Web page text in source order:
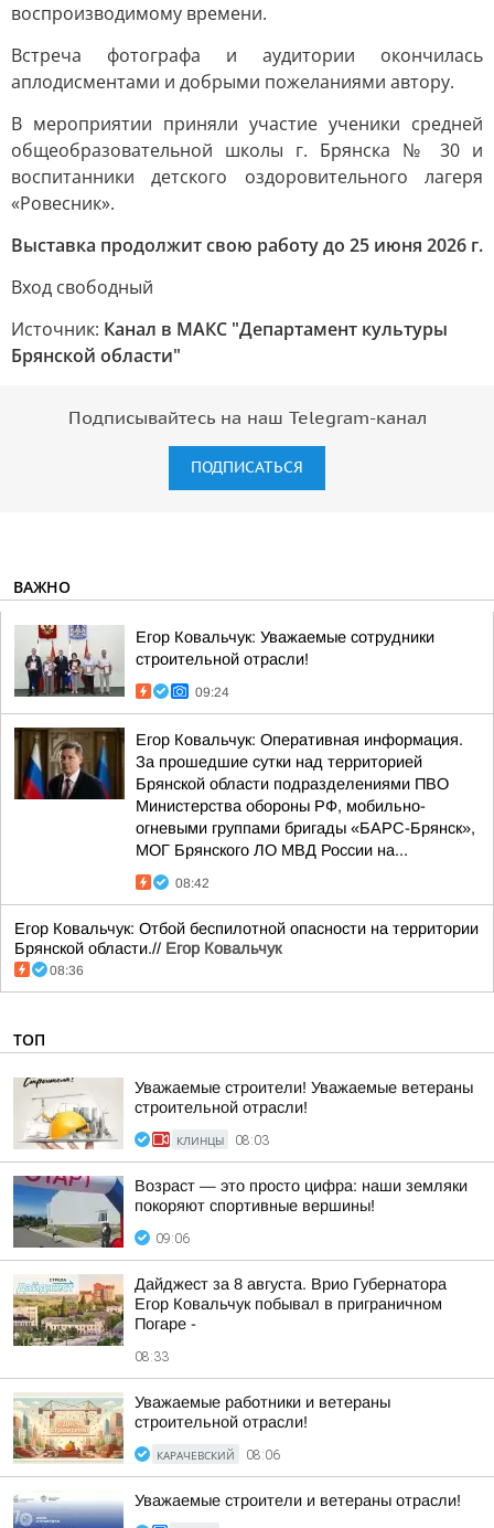
воспроизводимому времени.
Встреча фотографа и аудитории окончилась
аплодисментами и добрыми пожеланиями автору.
В мероприятии приняли участие ученики средней
общеобразовательной школы г. Брянска № 30 и
воспитанники детского оздоровительного лагеря
«Ровесник».
Выставка продолжит свою работу до 25 июня 2026 г.
Вход свободный
Источник: Канал в МАКС "Департамент культуры
Брянской области"
Подписывайтесь на наш Telegram-канал
ПОДПИСАТЬСЯ
ВАЖНО
Егор Ковальчук: Уважаемые сотрудники
строительной отрасли!
09:24
Егор Ковальчук: Оперативная информация.
За прошедшие сутки над территорией
Брянской области подразделениями ПВО
Министерства обороны РФ, мобильно-
огневыми группами бригады «БАРС-Брянск»,
МОГ Брянского ЛО МВД России на...
08:42
Егор Ковальчук: Отбой беспилотной опасности на территории
Брянской области.// Егор Ковальчук
08:36
ТОП
Уважаемые строители! Уважаемые ветераны
строительной отрасли!
КЛИНЦЫ 08:03
Возраст — это просто цифра: наши земляки
покоряют спортивные вершины!
09:06
Дайджест за 8 августа. Врио Губернатора
Егор Ковальчук побывал в приграничном
Погаре -
08:33
Уважаемые работники и ветераны
строительной отрасли!
КАРАЧЕВСКИЙ 08:06
Уважаемые строители и ветераны отрасли!